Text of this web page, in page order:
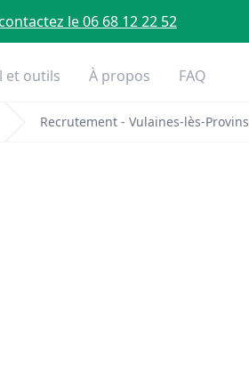
le 06 68 12 22 52
et outils À propos FAQ
Recrutement - Vulaines-lès-Provins